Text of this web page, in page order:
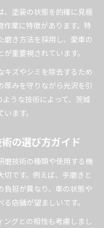
、塗装の状態を的確に見極
業に特徴があります。特
磨き方法を採用し、愛車の
重要視されています。
キズやシミを除去するため
厚みを守りながら光沢を引
うな技術によって、茨城
ます。
の選び方ガイド
磨技術の種類や使用する機
です。例えば、手磨きと
負担が異なり、車の状態や
店舗が望ましいです。
ングとの相性も考慮しまし